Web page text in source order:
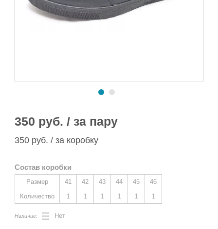
350 руб. / за пару
350 руб. / за коробку
Состав коробки
Размер 41 42 43 44 45
46
Количество
1 1 1 1 1 1
Наличие: Нет
Сапоги ПВХ/ЭВА
Сапоги ПВХ
Пляжная обувь